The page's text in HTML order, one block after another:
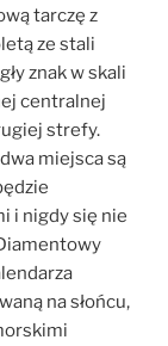
tarczę z
ze stali
znak w skali
centralnej
strefy.
miejsca są
i nigdy się nie
na słońcu,